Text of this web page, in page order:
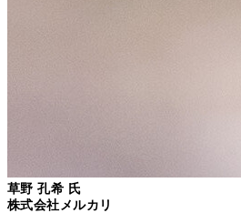
草野 孔希 氏
株式会社メルカリ